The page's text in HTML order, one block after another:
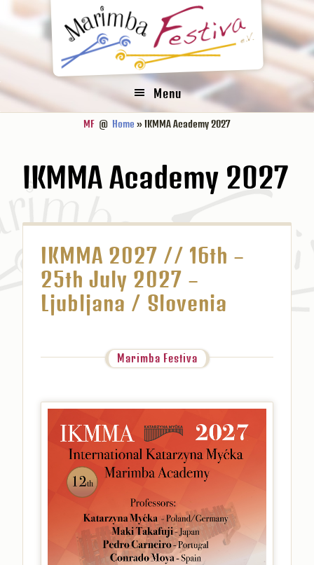
Hauptnavigation
Menu
MF @ Home » IKMMA Academy 2027
IKMMA Academy 2027
IKMMA 2027 // 16th –
25th July 2027 –
Ljubljana / Slovenia
Marimba Festiva